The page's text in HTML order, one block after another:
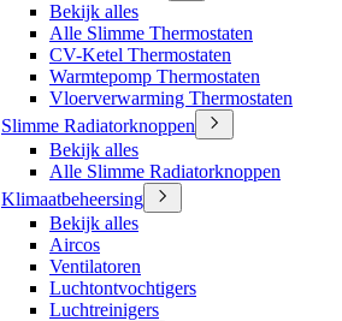
Bekijk alles
Alle Slimme Thermostaten
CV-Ketel Thermostaten
Warmtepomp Thermostaten
Vloerverwarming Thermostaten
Slimme Radiatorknoppen
Bekijk alles
Alle Slimme Radiatorknoppen
Klimaatbeheersing
Bekijk alles
Aircos
Ventilatoren
Luchtontvochtigers
Luchtreinigers